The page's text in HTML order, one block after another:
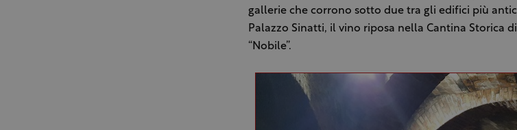
gallerie che corrono sotto due tra gli edifici più
Palazzo Sinatti, il vino riposa nella Cantina Storica
“Nobile”.